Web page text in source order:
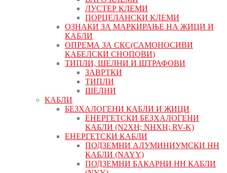
ЛУСТЕР КЛЕМИ
ПОРЦЕЛАНСКИ КЛЕМИ
ОЗНАКИ ЗА МАРКИРАЊЕ НА ЖИЦИ И
КАБЛИ
ОПРЕМА ЗА СКС(САМОНОСИВИ
КАБЕЛСКИ СНОПОВИ)
ТИПЛИ, ШЕЛНИ И ШТРАФОВИ
ЗАВРТКИ
ТИПЛИ
ШЕЛНИ
КАБЛИ
БЕЗХАЛОГЕНИ КАБЛИ И ЖИЦИ
ЕНЕРГЕТСКИ БЕЗХАЛОГЕНИ
КАБЛИ (N2XH; NHXH; RV-K)
ЕНЕРГЕТСКИ КАБЛИ
ПОДЗЕМНИ АЛУМИНИУМСКИ НН
КАБЛИ (NAYY)
ПОДЗЕМНИ БАКАРНИ НН КАБЛИ